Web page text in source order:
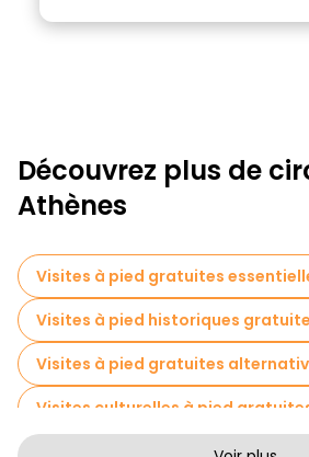
Découvrez plus de
Athènes
Visites à pied gratuites
Visites à pied historiques
Visites à pied gratuites
Visites culturelles à pied
Visites à pied sans art à Athènes